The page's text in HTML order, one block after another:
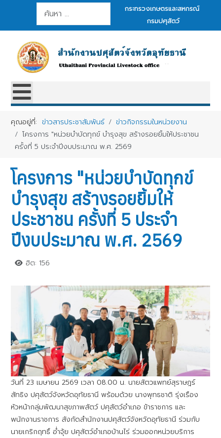
การค้นหา
กระทรวงเกษตรและสหกรณ์
กรมปศุสัตว์
คุณอยู่ที่:ข่าวสารประชาสัมพันธ์
ข่าวกิจกรรมในหน่วยงาน
โครงการ "หน่วยบำบัดทุกข์ บำรุงสุข สร้างรอยยิ้มให้ประชาชน
ครั้งที่ 5 ประจำปีงบประมาณ พ.ศ. 2569
โครงการ "หน่วยบำบัดทุกข์
บำรุงสุข สร้างรอยยิ้มให้
ประชาชน ครั้งที่ 5 ประจำ
ปีงบประมาณ พ.ศ. 2569
ฮิต: 156
วันที่ 23 เมษายน 2569 เวลา 08.00 น. นายสัตวแพทย์สุราษฎร์
สัทธิง ปศุสัตว์จังหวัดอุทัยธานี พร้อมด้วย นางพุทธชาติ รุ่งเรือง
หัวหน้ากลุ่มพัฒนาสุขภาพสัตว์ ปศุสัตว์อำเภอ ข้าราชการ​ และ
พนักงานราชการ ​สังกัดสำนักงานปศุสัตว์จังหวัดอุทัยธานี ร่วมกับ
นายเกริกฤทธิ์ อ่ำจุ้ย ปศุสัตว์อำเภอบ้านไร่ ร่วมออกหน่วยบริการ